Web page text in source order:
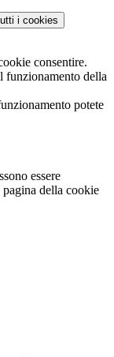
i cookies
consentire.
funzionamento della
potete
essere
della cookie